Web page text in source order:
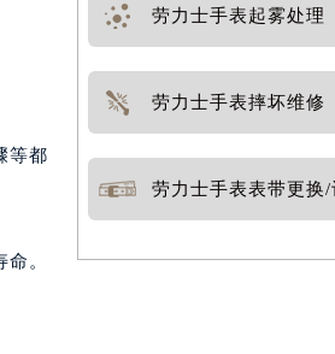
等都
。
劳力士手表起雾处理
劳力士手表摔坏维修
劳力士手表表带更换/